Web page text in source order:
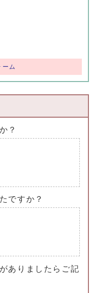
ーム
？
ですか？
ありましたらご記